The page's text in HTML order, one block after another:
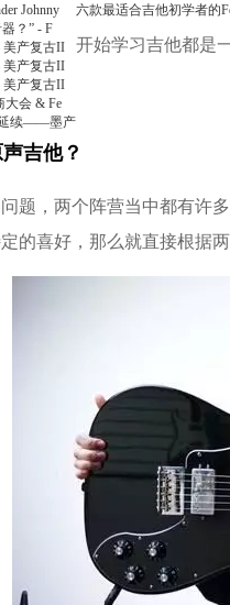
Johnny
？” - F
产复古II
产复古II
产复古II
大会 & Fe
延续——墨产
六款最适合吉他初学者的
开始学习吉他都是
吉他？
，两个阵营当中都有许多
的喜好，那么就直接根据